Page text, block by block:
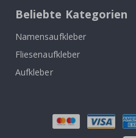
Beliebte Kategorien
Namensaufkleber
Fliesenaufkleber
Aufkleber